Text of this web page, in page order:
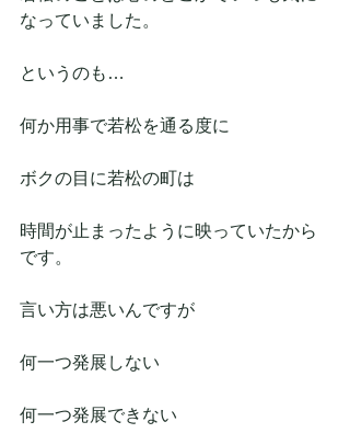
なっていました。
というのも…
何か用事で若松を通る度に
ボクの目に若松の町は
時間が止まったように映っていたから
です。
言い方は悪いんですが
何一つ発展しない
何一つ発展できない